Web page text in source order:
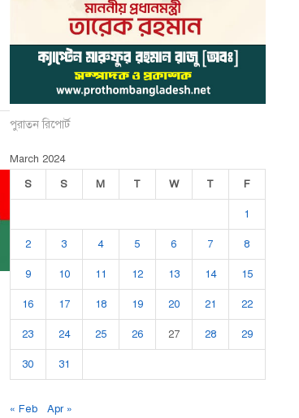
পুরাতন রিপোর্ট
March 2024
S
S M T W T F
1
2 3 4 5 6 7 8
9 10 11 12 13 14 15
16 17 18 19 20 21 22
23 24 25 26 27 28 29
30 31
« Feb Apr »